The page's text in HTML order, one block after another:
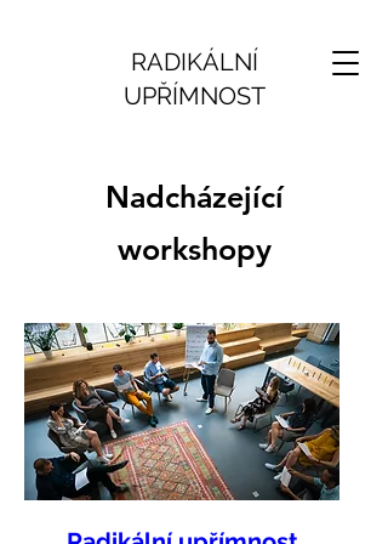
RADIKÁLNÍ
UPŘÍMNOST
Nadcházející
workshopy